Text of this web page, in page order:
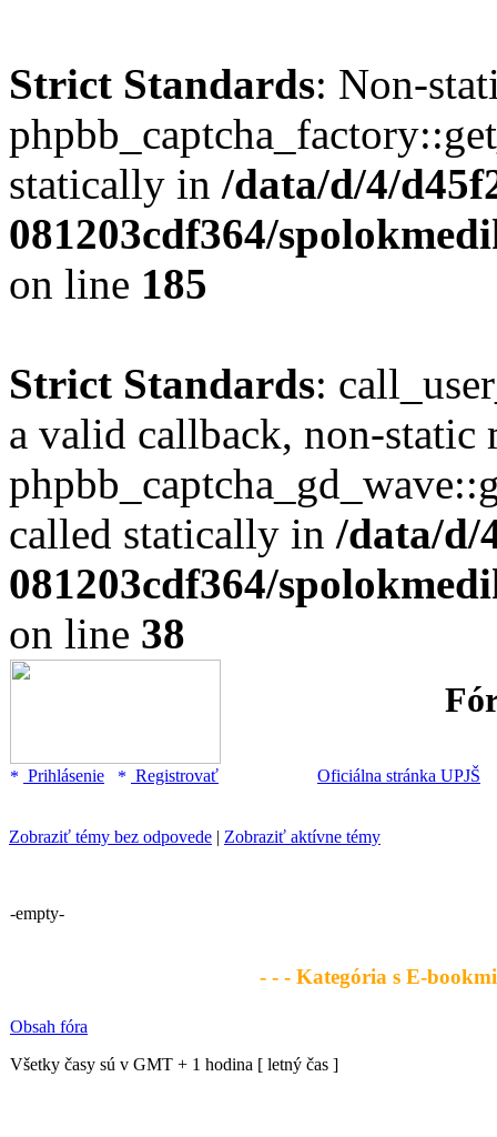
Strict Standards: Non-
statically in /data/d/4/
081203cdf364/
on line 185
Strict Standards:
a valid callback, non-static
called statically in /data/d/
081203cdf364/
on line 38
Prihlásenie Registrovať Oficiálna stránka UPJŠ
Zobraziť témy bez odpovede | Zobraziť aktívne témy
-empty-
- - - Kategória s E-
Obsah fóra
Všetky časy sú v GMT + 1 hodina [ letný čas ]